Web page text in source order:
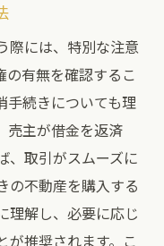
際には、特別な注意
の有無を確認するこ
手続きについても理
売主が借金を返済
、取引がスムーズに
の不動産を購入する
理解し、必要に応じ
が推奨されます。こ